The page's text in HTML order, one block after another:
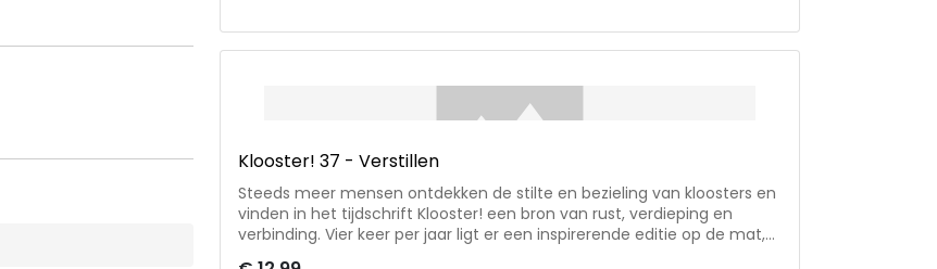
bij de norbertinessen in Oosterhout. • Meditaties over zoeken naar
nieuw leven in de Veertigdagentijd en Pasen.
Klooster! 37 - Verstillen
Steeds meer mensen ontdekken de stilte en bezieling van kloosters en
vinden in het tijdschrift Klooster! een bron van rust, verdieping en
verbinding. Vier keer per jaar ligt er een inspirerende editie op de mat,